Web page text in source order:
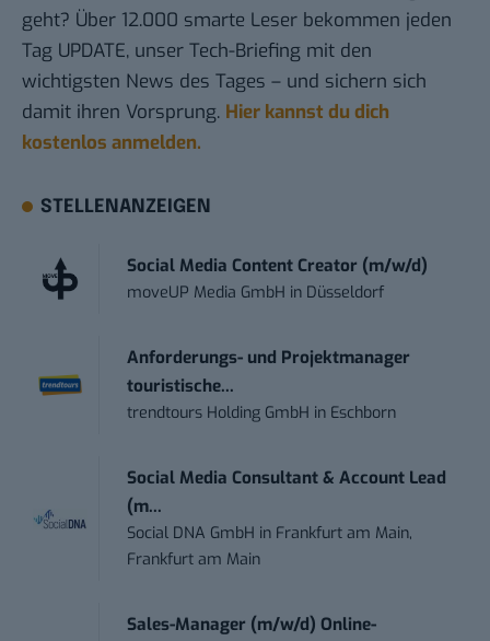
geht? Über 12.000 smarte Leser bekommen jeden
Tag UPDATE, unser Tech-Briefing mit den
wichtigsten News des Tages – und sichern sich
damit ihren Vorsprung. Hier kannst du dich
kostenlos anmelden.
STELLENANZEIGEN
Social Media Content Creator (m/w/d)
moveUP Media GmbH in Düsseldorf
Anforderungs- und Projektmanager
touristische...
trendtours Holding GmbH in Eschborn
Social Media Consultant & Account Lead
(m...
Social DNA GmbH in Frankfurt am Main,
Frankfurt am Main
Sales-Manager (m/w/d) Online-